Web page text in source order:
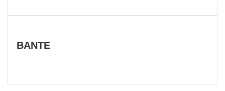
BANTE